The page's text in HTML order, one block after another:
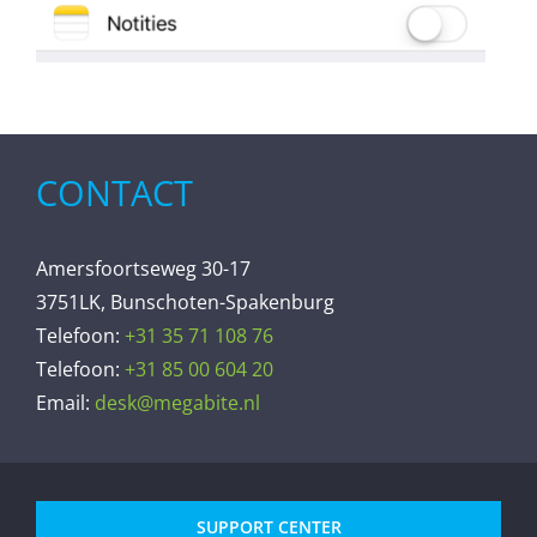
CONTACT
Amersfoortseweg 30-17
3751LK, Bunschoten-Spakenburg
Telefoon: +31 35 71 108 76
Telefoon: +31 85 00 604 20
Email: desk@megabite.nl
SUPPORT CENTER